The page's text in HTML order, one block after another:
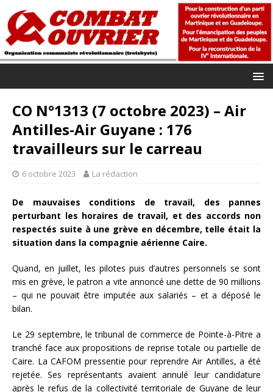
CO N°1313 (7 octobre 2023) – Air
Antilles-Air Guyane : 176
travailleurs sur le carreau
6 octobre 2023 La rédaction
De mauvaises conditions de travail, des pannes
perturbant les horaires de travail, et des accords non
respectés suite à une grève en décembre, telle était la
situation dans la compagnie aérienne Caire.
Quand, en juillet, les pilotes puis d’autres personnels se sont
mis en grève, le patron a vite annoncé une dette de 90 millions
– qui ne pouvait être imputée aux salariés – et a déposé le
bilan.
Le 29 septembre, le tribunal de commerce de Pointe-à-Pitre a
tranché face aux propositions de reprise totale ou partielle de
Caire. La CAFOM pressentie pour reprendre Air Antilles, a été
rejetée. Ses représentants avaient annulé leur candidature
après le refus de la collectivité territoriale de Guyane de leur